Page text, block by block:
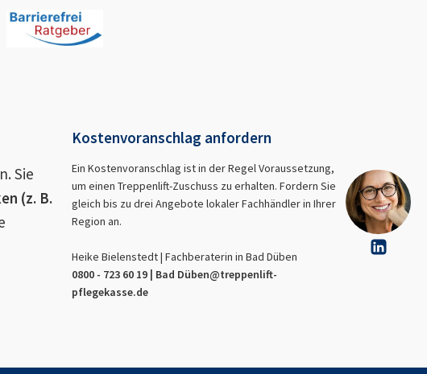
Sie
(z. B.
Kostenvoranschlag anfordern
Ein Kostenvoranschlag ist in der Regel Voraussetzung,
um einen Treppenlift-Zuschuss zu erhalten. Fordern Sie
gleich bis zu drei Angebote lokaler Fachhändler in Ihrer
Region an.
Heike Bielenstedt | Fachberaterin in Bad Düben
0800 - 723 60 19 | Bad Düben@treppenlift-
pflegekasse.de